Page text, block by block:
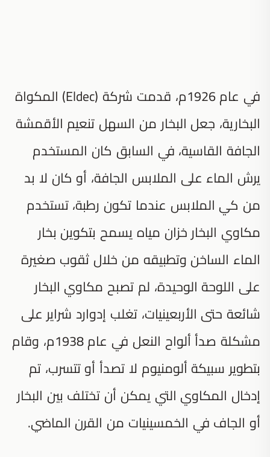
في عام 1926م، قدمت شركة (Eldec) المكواة
البخارية، جعل البخار من السهل تنعيم الأقمشة
الجافة القاسية، في السابق كان المستخدم
يرش الماء على الملابس الجافة، أو كان لا بد
من كي الملابس عندما تكون رطبة، تستخدم
مكاوي البخار خزان مياه يسمح بتكوين بخار
الماء الساخن وتطبيقه من خلال ثقوب صغيرة
على اللوحة الوحيدة، لم تصبح مكاوي البخار
شائعة حتى الأربعينيات، تغلب إدوارد شراير على
مشكلة صدأ ألواح النعل في عام 1938م، وقام
بتطوير سبيكة ألومنيوم لا تصدأ أو تتسرب، تم
إدخال المكاوي التي يمكن أن تختلف بين البخار
أو الجاف في الخمسينيات من القرن الماضي.